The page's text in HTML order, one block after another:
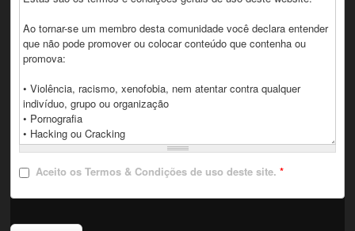
Aceito os Termos & Condições de uso deste site.*